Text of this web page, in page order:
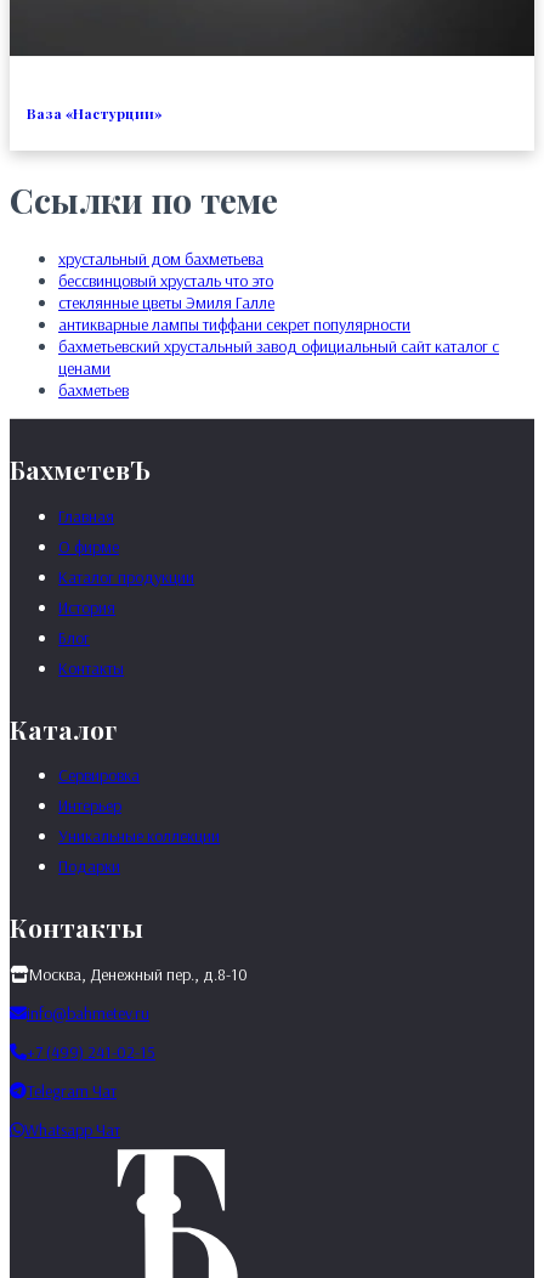
Ваза «Настурции»
Ссылки по теме
хрустальный дом бахметьева
бессвинцовый хрусталь что это
стеклянные цветы Эмиля Галле
антикварные лампы тиффани секрет популярности
бахметьевский хрустальный завод официальный сайт каталог с
ценами
бахметьев
БахметевЪ
Главная
О фирме
Каталог продукции
История
Блог
Контакты
Каталог
Сервировка
Интерьер
Уникальные коллекции
Подарки
Контакты
Москва, Денежный пер., д.8-10
info@bahmetev.ru
+7 (499) 241-02-15
Telegram Чат
Whatsapp Чат